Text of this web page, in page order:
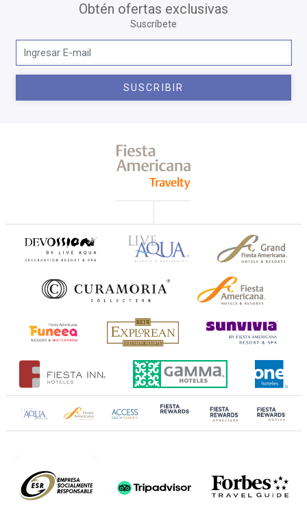
Obtén ofertas exclusivas
Suscríbete
SUSCRIBIR